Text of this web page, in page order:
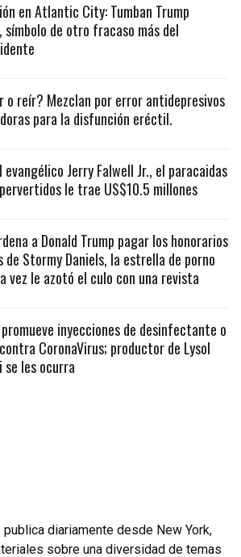
en Atlantic City: Tumban Trump
símbolo de otro fracaso más del
o reír? Mezclan por error antidepresivos
para la disfunción eréctil.
evangélico Jerry Falwell Jr., el paracaidas
le trae US$10.5 millones
a Donald Trump pagar los honorarios
de Stormy Daniels, la estrella de porno
vez le azotó el culo con una revista
inyecciones de desinfectante o
CoronaVirus; productor de Lysol
se les ocurra
diariamente desde New York,
sobre una diversidad de temas